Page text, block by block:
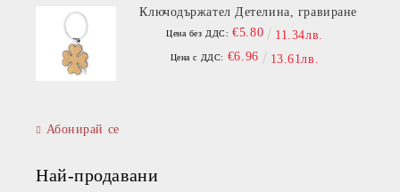
Ключодържател Детелина, гравиране
Цена без ДДС: €5.80 11.34лв.
Цена с ДДС: €6.96 13.61лв.
Абонирай се
Най-продавани